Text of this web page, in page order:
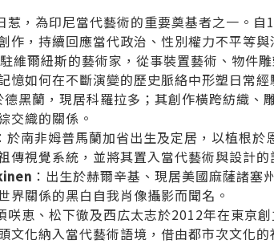
惹，為印尼當代藝術的重要奠基者之一。
作，持續回應當代政治、性別權力不平等與
駐維爾紐斯的藝術家，從事裝置藝術、物件
憶如何在不斷演變的歷史脈絡中形塑日常經
德黑蘭，現居科羅拉多；其創作橫跨紡織、
交織的關係。
於南非姆普馬蘭加省出生及定居，以植根
傳視覺系統，並將其置入當代藝術與設計的
：出生於赫爾辛基、現居美國麻薩諸
界關係的黑白自我肖像攝影而聞名。
咲恵、松下徹及西広太志於2012年在東京
文化納入當代藝術語境，借由都市次文化